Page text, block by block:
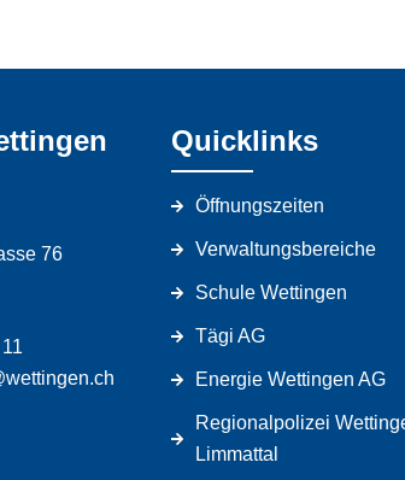
76
Quicklinks
Öffnungszeiten
Verwaltungsbereiche
Schule Wettingen
Tägi AG
Energie Wettingen AG
Regionalpolizei
Limmattal